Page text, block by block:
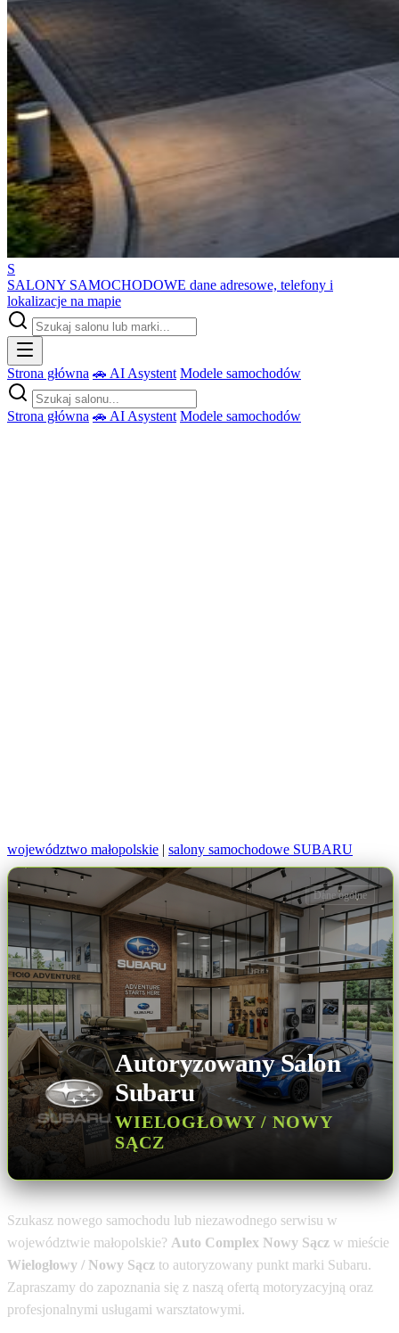
S
SALONY SAMOCHODOWE dane adresowe, telefony i
lokalizacje na mapie
Strona główna 🚗 AI Asystent Modele samochodów
Strona główna 🚗 AI Asystent Modele samochodów
województwo małopolskie | salony samochodowe SUBARU
Autoryzowany Salon
Subaru
WIELOGŁOWY / NOWY
SĄCZ
Dane ogólne
Szukasz nowego samochodu lub niezawodnego serwisu w
województwie małopolskie? Auto Complex Nowy Sącz w mieście
Wielogłowy / Nowy Sącz to autoryzowany punkt marki Subaru.
Zapraszamy do zapoznania się z naszą ofertą motoryzacyjną oraz
profesjonalnymi usługami warsztatowymi.